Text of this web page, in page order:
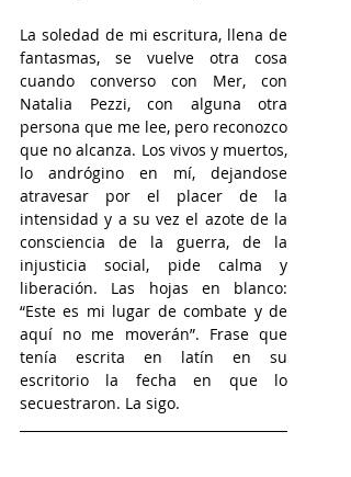
La soledad de mi escritura, llena de
fantasmas, se vuelve otra cosa
cuando converso con Mer, con
Natalia Pezzi, con alguna otra
persona que me lee, pero reconozco
que no alcanza. Los vivos y muertos,
lo andrógino en mí, dejandose
atravesar por el placer de la
intensidad y a su vez el azote de la
consciencia de la guerra, de la
injusticia social, pide calma y
liberación. Las hojas en blanco:
“Este es mi lugar de combate y de
aquí no me moverán”. Frase que
tenía escrita en latín en su
escritorio la fecha en que lo
secuestraron. La sigo.